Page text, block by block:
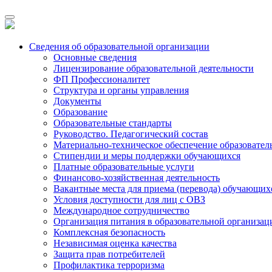
Сведения об образовательной организации
Основные сведения
Лицензирование образовательной деятельности
ФП Профессионалитет
Структура и органы управления
Документы
Образование
Образовательные стандарты
Руководство. Педагогический состав
Материально-техническое обеспечение
Стипендии и меры поддержки обучающихся
Платные образовательные услуги
Финансово-хозяйственная деятельность
Вакантные места для приема (перевода)
Условия доступности для лиц с ОВЗ
Международное сотрудничество
Организация питания в образовательной
Комплексная безопасность
Независимая оценка качества
Защита прав потребителей
Профилактика терроризма